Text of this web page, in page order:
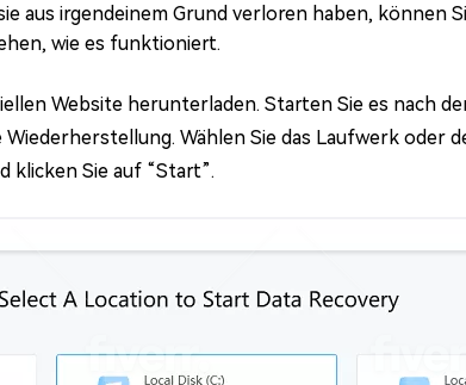
aus irgendeinem Grund verloren haben, können
wie es funktioniert.
Website herunterladen. Starten Sie es nach
Wählen Sie das Laufwerk oder
klicken Sie auf “Start”.